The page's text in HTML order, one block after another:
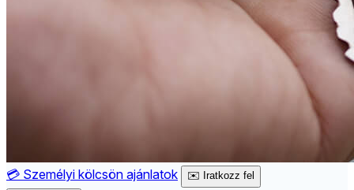
💳 Személyi kölcsön ajánlatok ✉️ Iratkozz fel